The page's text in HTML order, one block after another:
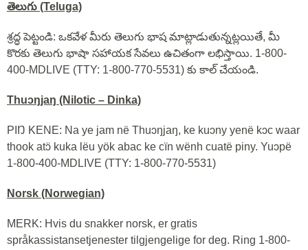
తెలుగు (Teluga)
శ్రద్ధ పెట్టండి: ఒకవేళ మీరు తెలుగు భాష మాట్లాడుతున్నట్లయితే, మీ
కొరకు తెలుగు భాషా సహాయక సేవలు ఉచితంగా లభిస్తాయి. 1-800-
400-MDLIVE (TTY: 1-800-770-5531) కు కాల్ చేయండి.
Thuɔŋjaŋ (Nilotic – Dinka)
PIŊ KENE: Na ye jam në Thuɔŋjaŋ, ke kuɔny yenë kɔc waar
thook atɔ̈ kuka lëu yök abac ke cïn wënh cuatë piny. Yuɔpë
1-800-400-MDLIVE (TTY: 1-800-770-5531)
Norsk (Norwegian)
MERK: Hvis du snakker norsk, er gratis
språkassistansetjenester tilgjengelige for deg. Ring 1-800-